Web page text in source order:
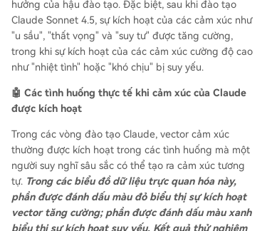
hưởng của hậu đào tạo. Đặc biệt, sau khi đào tạo
Claude Sonnet 4.5, sự kích hoạt của các cảm xúc như
"u sầu", "thất vọng" và "suy tư" được tăng cường,
trong khi sự kích hoạt của các cảm xúc cường độ cao
như "nhiệt tình" hoặc "khó chịu" bị suy yếu.
🤖 Các tình huống thực tế khi cảm xúc của Claude
được kích hoạt
Trong các vòng đào tạo Claude, vector cảm xúc
thường được kích hoạt trong các tình huống mà một
người suy nghĩ sâu sắc có thể tạo ra cảm xúc tương
tự. Trong các biểu đồ dữ liệu trực quan hóa này,
phần được đánh dấu màu đỏ biểu thị sự kích hoạt
vector tăng cường; phần được đánh dấu màu xanh
biểu thị sự kích hoạt suy yếu. Kết quả thử nghiệm